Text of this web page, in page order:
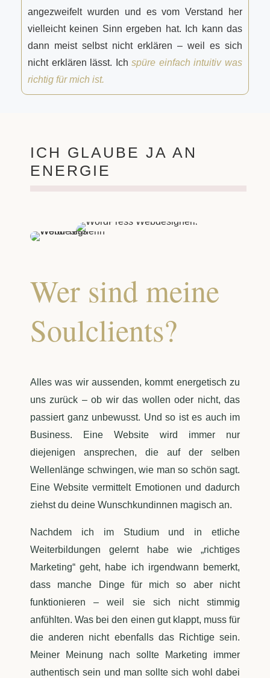
angezweifelt wurden und es vom Verstand her
vielleicht keinen Sinn ergeben hat. Ich kann das
dann meist selbst nicht erklären – weil es sich
nicht erklären lässt. Ichspüre einfach intuitiv was
richtig für mich ist.
ICH GLAUBE JA AN
ENERGIE
Wer sind meine
Soulclients?
Alles was wir aussenden, kommt energetisch zu
uns zurück – ob wir das wollen oder nicht, das
passiert ganz unbewusst. Und so ist es auch im
Business. Eine Website wird immer nur
diejenigen ansprechen, die auf der selben
Wellenlänge schwingen, wie man so schön sagt.
Eine Website vermittelt Emotionen und dadurch
ziehst du deine Wunschkundinnen magisch an.
Nachdem ich im Studium und in etliche
Weiterbildungen gelernt habe wie „richtiges
Marketing“ geht, habe ich irgendwann bemerkt,
dass manche Dinge für mich so aber nicht
funktionieren – weil sie sich nicht stimmig
anfühlten. Was bei den einen gut klappt, muss für
die anderen nicht ebenfalls das Richtige sein.
Meiner Meinung nach sollte Marketing immer
authentisch sein und man sollte sich wohl dabei